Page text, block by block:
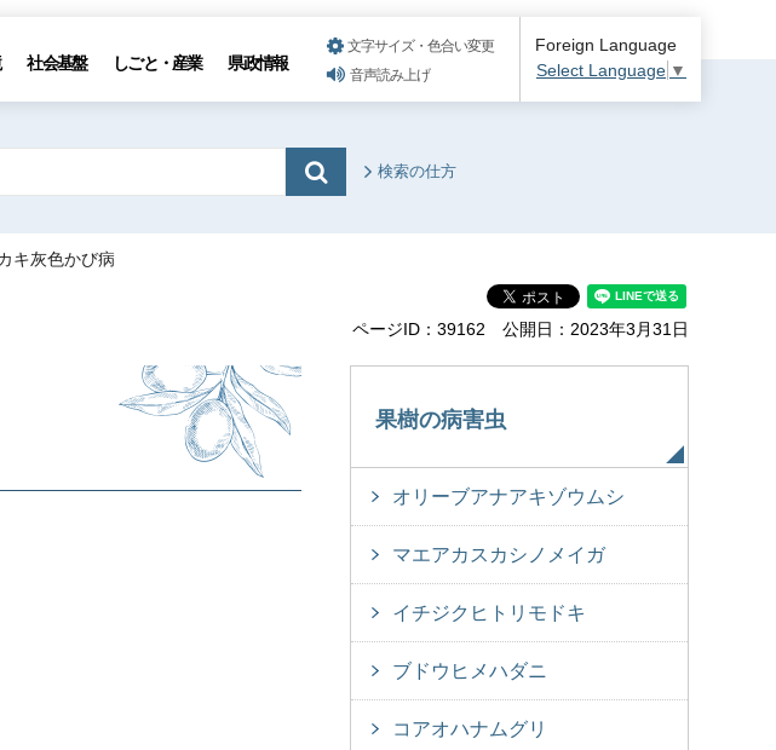
社会基盤 しごと・産業 県政情報
文字サイズ・色合い変更
音声読み上げ
Foreign Language
Select Language ▼
検索の仕方
キ灰色かび病
ページID：39162 公開日：2023年3月31日
果樹の病害虫
オリーブアナアキゾウムシ
マエアカスカシノメイガ
イチジクヒトリモドキ
ブドウヒメハダニ
コアオハナムグリ